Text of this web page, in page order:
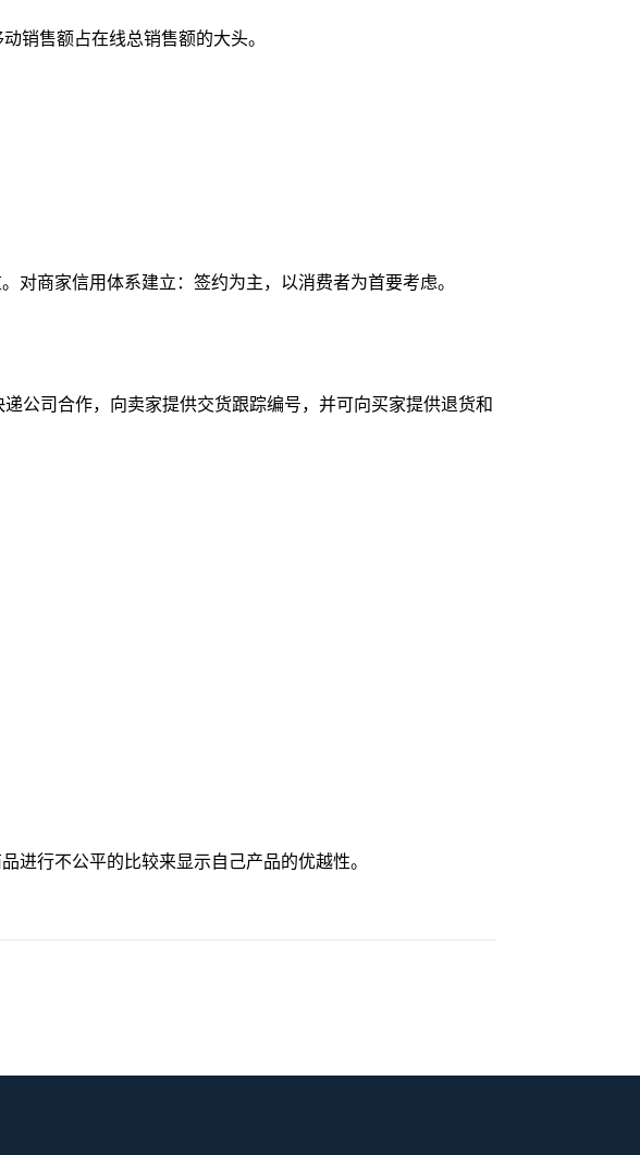
销售额占在线总销售额的大头。
商家信用体系建立：签约为主，以消费者为首要考虑。
公司合作，向卖家提供交货跟踪编号，并可向买家提供退货和
行不公平的比较来显示自己产品的优越性。